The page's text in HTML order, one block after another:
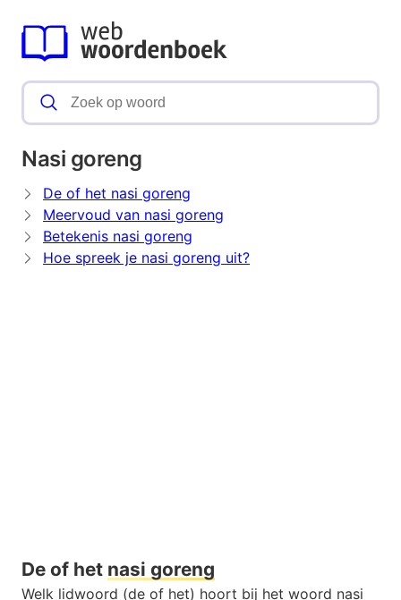
Nasi goreng
De of het nasi goreng
Meervoud van nasi goreng
Betekenis nasi goreng
Hoe spreek je nasi goreng uit?
De of het nasi goreng
Welk lidwoord (de of het) hoort bij het woord nasi